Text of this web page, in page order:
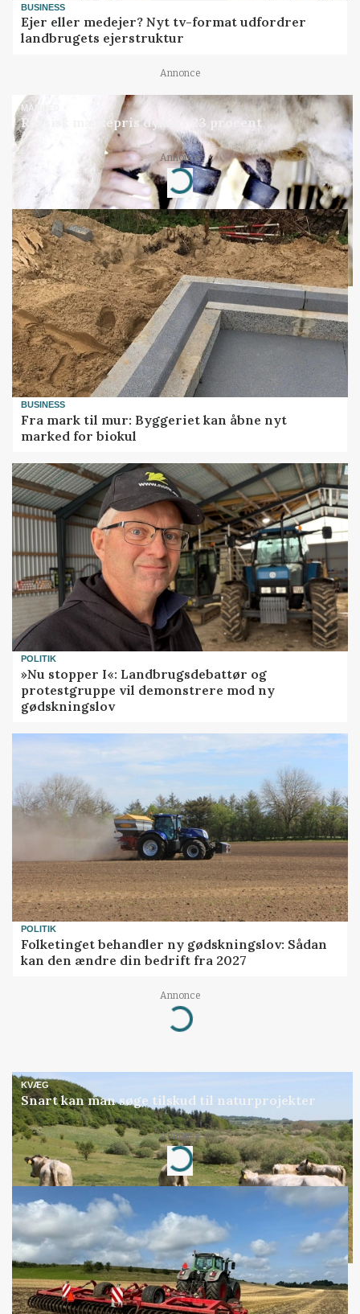
BUSINESS
Ejer eller medejer? Nyt tv-format udfordrer
landbrugets ejerstruktur
Annonce
MARKED
Russisk mælkepris dykker 23 procent
Annonce
Loading...
BUSINESS
Fra mark til mur: Byggeriet kan åbne nyt
marked for biokul
POLITIK
»Nu stopper I«: Landbrugsdebattør og
protestgruppe vil demonstrere mod ny
gødskningslov
POLITIK
Folketinget behandler ny gødskningslov: Sådan
kan den ændre din bedrift fra 2027
Annonce
Loading...
KVÆG
Snart kan man søge tilskud til naturprojekter
Annonce
Loading...